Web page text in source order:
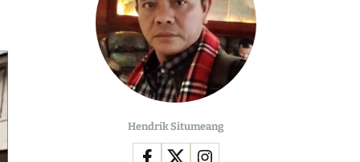
l
o
r
m
d
Hendrik Situmeang